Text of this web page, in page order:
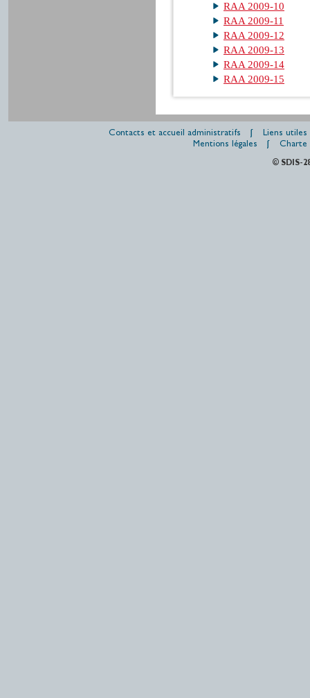
RAA 2009-10
RAA 2009-11
RAA 2009-12
RAA 2009-13
RAA 2009-14
RAA 2009-15
Contacts et accueil administratifs
Liens utiles
Mentions légales
Charte
© SDIS-